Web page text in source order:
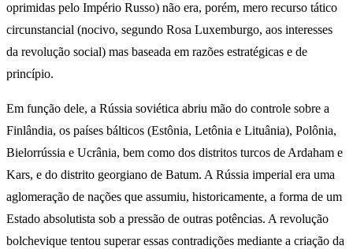
oprimidas pelo Império Russo) não era, porém, mero recurso tático
circunstancial (nocivo, segundo Rosa Luxemburgo, aos interesses
da revolução social) mas baseada em razões estratégicas e de
princípio.
Em função dele, a Rússia soviética abriu mão do controle sobre a
Finlândia, os países bálticos (Estônia, Letônia e Lituânia), Polônia,
Bielorrússia e Ucrânia, bem como dos distritos turcos de Ardaham e
Kars, e do distrito georgiano de Batum. A Rússia imperial era uma
aglomeração de nações que assumiu, historicamente, a forma de um
Estado absolutista sob a pressão de outras potências. A revolução
bolchevique tentou superar essas contradições mediante a criação da